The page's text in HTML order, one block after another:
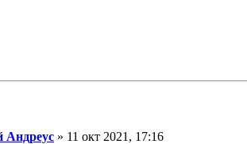
Андреус » 11 окт 2021, 17:16